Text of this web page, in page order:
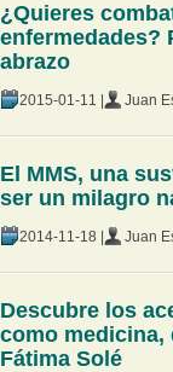
¿Quieres
enfermedades?
abrazo
2015-01-11 | Juan
El MMS, una
ser un milagro
2014-11-18 | Juan
Descubre los
como medicina,
Fátima Solé